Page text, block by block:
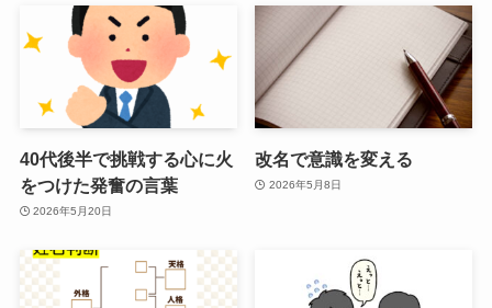
40代後半で挑戦する心に火
をつけた発奮の言葉
2026年5月20日
改名で意識を変える
2026年5月8日